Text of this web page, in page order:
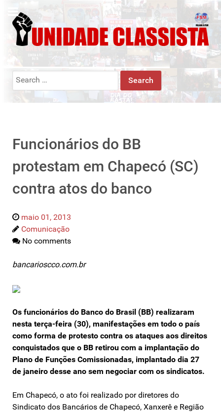
Search
Funcionários do BB
protestam em Chapecó (SC)
contra atos do banco
maio 01, 2013
Comunicação
No comments
bancarioscco.com.br
Os funcionários do Banco do Brasil (BB) realizaram
nesta terça-feira (30), manifestações em todo o país
como forma de protesto contra os ataques aos direitos
conquistados que o BB retirou com a implantação do
Plano de Funções Comissionadas, implantado dia 27
de janeiro desse ano sem negociar com os sindicatos.
Em Chapecó, o ato foi realizado por diretores do
Sindicato dos Bancários de Chapecó, Xanxerê e Região